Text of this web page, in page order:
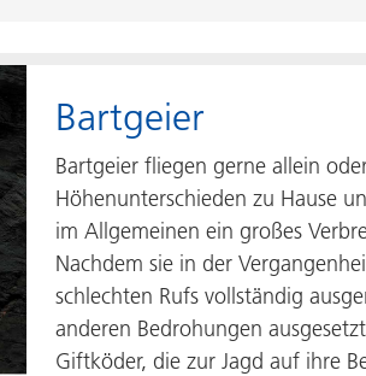
Bartgeier
Bartgeier fliegen gerne allein
Höhenunterschieden zu Hause
im Allgemeinen ein großes
Nachdem sie in der
schlechten Rufs vollständig
anderen Bedrohungen
Giftköder, die zur Jagd auf ihre